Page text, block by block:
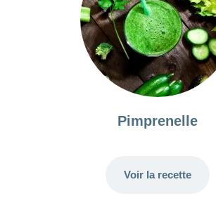
Pimprenelle
Voir la recette